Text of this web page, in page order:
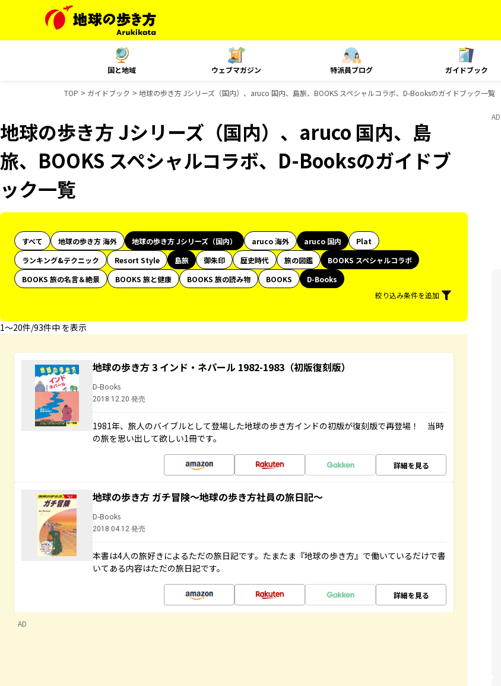
国と地域 ウェブマガジン 特派員ブログ ガイドブック
TOP ガイドブック 地球の歩き方 Jシリーズ（国内）、aruco 国内、島旅、BOOKS スペシャルコラボ、D-Booksのガイドブック一覧
地球の歩き方 Jシリーズ（国内）、aruco 国内、島
旅、BOOKS スペシャルコラボ、D-Booksのガイドブ
ック一覧
すべて 地球の歩き方 海外 地球の歩き方 Jシリーズ（国内） aruco 海外 aruco 国内
Plat
ランキング&テクニック
Resort Style 島旅 御朱印 歴史時代 旅の図鑑
BOOKS スペシャルコラボ
BOOKS 旅の名言＆絶景
BOOKS 旅と健康 BOOKS 旅の読み物 BOOKS
D-Books
絞り込み条件を追加
1〜20件/93件中 を表示
地球の歩き方 3 インド・ネパール 1982-1983（初版復刻版）
D-Books
2018.12.20 発売
1981年、旅人のバイブルとして登場した地球の歩き方インドの初版が復刻版で再登場！ 当時
の旅を思い出して欲しい1冊です。
詳細を見る
地球の歩き方 ガチ冒険～地球の歩き方社員の旅日記～
D-Books
2018.04.12 発売
本書は4人の旅好きによるただの旅日記です。たまたま『地球の歩き方』で働いているだけで書
いてある内容はただの旅日記です。
詳細を見る
AD
AD